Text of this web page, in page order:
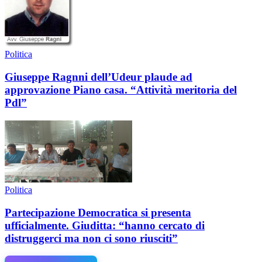
Politica
Giuseppe Ragnni dell’Udeur plaude ad
approvazione Piano casa. “Attività meritoria del
Pdl”
Politica
Partecipazione Democratica si presenta
ufficialmente. Giuditta: “hanno cercato di
distruggerci ma non ci sono riusciti”